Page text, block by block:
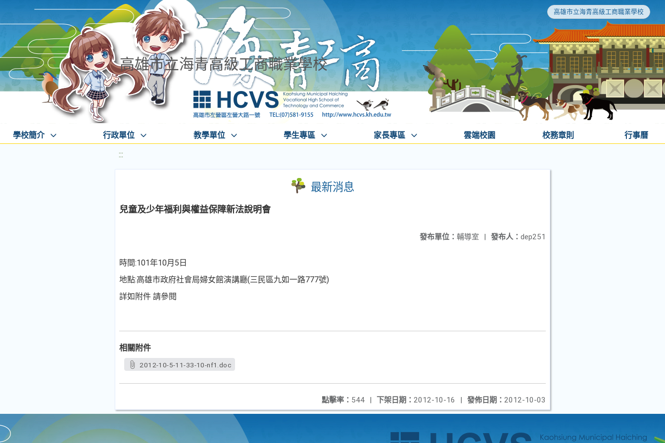
高雄市立海青高級工商職業學校
高雄市立海青高級工商職業學校
學校簡介 行政單位 教學單位 學生專區 家長專區 雲端校園 校務章則 行事曆
:::
最新消息
兒童及少年福利與權益保障新法說明會
發布人： dep251
發布單位： 輔導室 |
時間:101年10月5日
地點:高雄市政府社會局婦女館演講廳(三民區九如一路777號)
詳如附件 請參閱
相關附件
2012-10-5-11-33-10-nf1.doc
發佈日期： 2012-10-03
下架日期： 2012-10-16 |
點擊率： 544 |